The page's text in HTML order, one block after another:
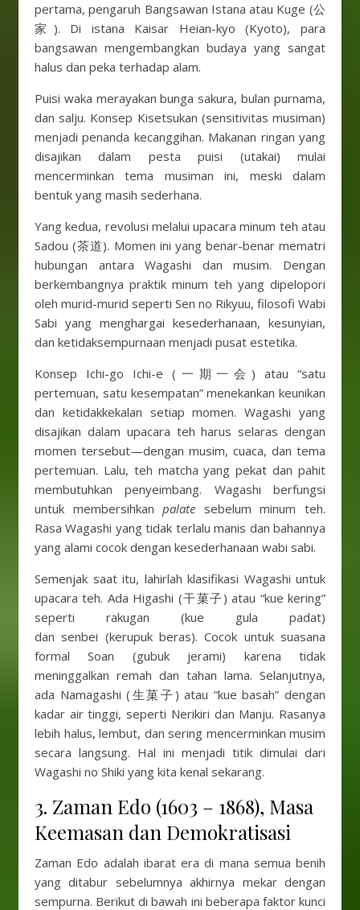
pertama, pengaruh Bangsawan Istana atau Kuge (公
家). Di istana Kaisar Heian-kyo (Kyoto), para
bangsawan mengembangkan budaya yang sangat
halus dan peka terhadap alam.
Puisi waka merayakan bunga sakura, bulan purnama,
dan salju. Konsep Kisetsukan (sensitivitas musiman)
menjadi penanda kecanggihan. Makanan ringan yang
disajikan dalam pesta puisi (utakai) mulai
mencerminkan tema musiman ini, meski dalam
bentuk yang masih sederhana.
Yang kedua, revolusi melalui upacara minum teh atau
Sadou (茶道). Momen ini yang benar-benar mematri
hubungan antara Wagashi dan musim. Dengan
berkembangnya praktik minum teh yang dipelopori
oleh murid-murid seperti Sen no Rikyuu, filosofi Wabi
Sabi yang menghargai kesederhanaan, kesunyian,
dan ketidaksempurnaan menjadi pusat estetika.
Konsep Ichi-go Ichi-e (一期一会) atau “satu
pertemuan, satu kesempatan” menekankan keunikan
dan ketidakkekalan setiap momen. Wagashi yang
disajikan dalam upacara teh harus selaras dengan
momen tersebut—dengan musim, cuaca, dan tema
pertemuan. Lalu, teh matcha yang pekat dan pahit
membutuhkan penyeimbang. Wagashi berfungsi
untuk membersihkanpalate sebelum minum teh.
Rasa Wagashi yang tidak terlalu manis dan bahannya
yang alami cocok dengan kesederhanaan wabi sabi.
Semenjak saat itu, lahirlah klasifikasi Wagashi untuk
upacara teh. Ada Higashi (干菓子) atau “kue kering”
seperti rakugan (kue gula padat)
dan senbei (kerupuk beras). Cocok untuk suasana
formal Soan (gubuk jerami) karena tidak
meninggalkan remah dan tahan lama. Selanjutnya,
ada Namagashi (生菓子) atau “kue basah” dengan
kadar air tinggi, seperti Nerikiri dan Manju. Rasanya
lebih halus, lembut, dan sering mencerminkan musim
secara langsung. Hal ini menjadi titik dimulai dari
Wagashi no Shiki yang kita kenal sekarang.
3. Zaman Edo (1603 – 1868), Masa
Keemasan dan Demokratisasi
Zaman Edo adalah ibarat era di mana semua benih
yang ditabur sebelumnya akhirnya mekar dengan
sempurna. Berikut di bawah ini beberapa faktor kunci